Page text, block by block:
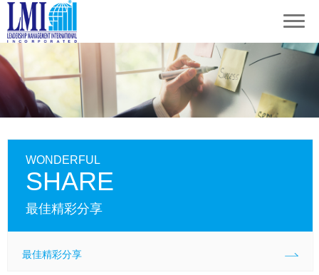
WONDERFUL
SHARE
最佳精彩分享
最佳精彩分享